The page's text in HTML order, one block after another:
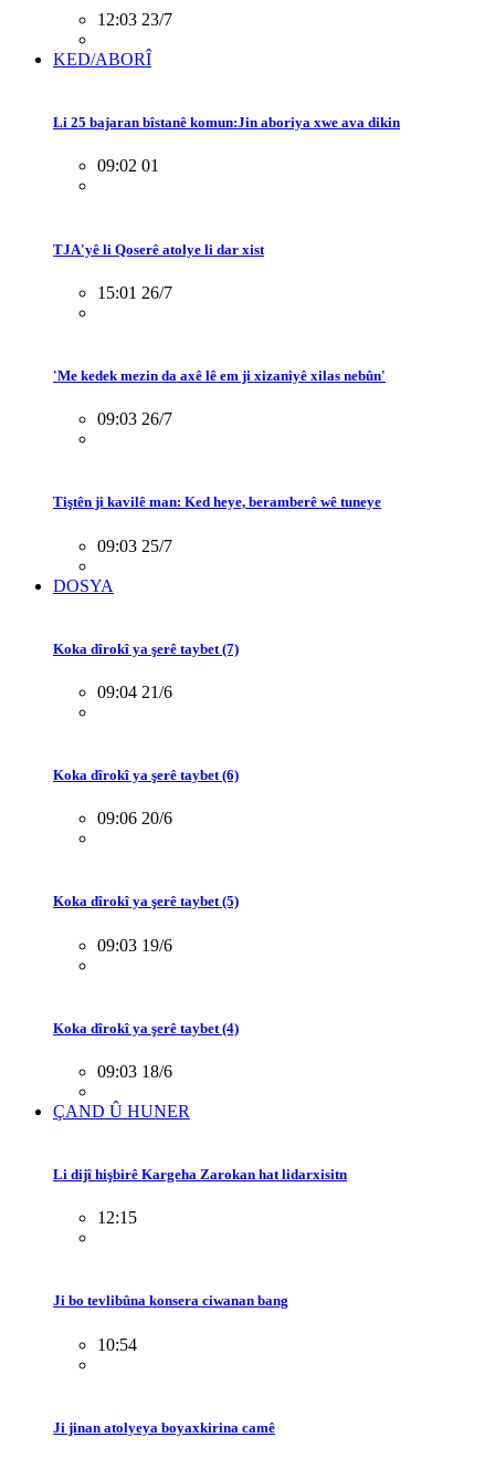
12:03 23/7
KED/ABORÎ
Li 25 bajaran bîstanê komun:Jin aboriya xwe ava dikin
09:02 01
TJA'yê li Qoserê atolye li dar xist
15:01 26/7
'Me kedek mezin da axê lê em ji xizaniyê xilas nebûn'
09:03 26/7
Tiştên ji kavilê man: Ked heye, beramberê wê tuneye
09:03 25/7
DOSYA
Koka dîrokî ya şerê taybet (7)
09:04 21/6
Koka dîrokî ya şerê taybet (6)
09:06 20/6
Koka dîrokî ya şerê taybet (5)
09:03 19/6
Koka dîrokî ya şerê taybet (4)
09:03 18/6
ÇAND Û HUNER
Li dijî hişbirê Kargeha Zarokan hat lidarxisitn
12:15
Ji bo tevlibûna konsera ciwanan bang
10:54
Ji jinan atolyeya boyaxkirina camê